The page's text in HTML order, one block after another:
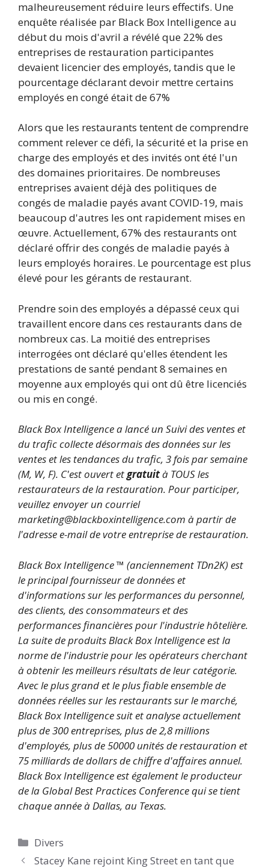
malheureusement réduire leurs effectifs. Une
enquête réalisée par Black Box Intelligence au
début du mois d'avril a révélé que 22% des
entreprises de restauration participantes
devaient licencier des employés, tandis que le
pourcentage déclarant devoir mettre certains
employés en congé était de 67%
Alors que les restaurants tentent de comprendre
comment relever ce défi, la sécurité et la prise en
charge des employés et des invités ont été l'un
des domaines prioritaires. De nombreuses
entreprises avaient déjà des politiques de
congés de maladie payés avant COVID-19, mais
beaucoup d'autres les ont rapidement mises en
œuvre. Actuellement, 67% des restaurants ont
déclaré offrir des congés de maladie payés à
leurs employés horaires. Le pourcentage est plus
élevé pour les gérants de restaurant.
Prendre soin des employés a dépassé ceux qui
travaillent encore dans ces restaurants dans de
nombreux cas. La moitié des entreprises
interrogées ont déclaré qu'elles étendent les
prestations de santé pendant 8 semaines en
moyenne aux employés qui ont dû être licenciés
ou mis en congé.
Black Box Intelligence a lancé un Suivi des ventes et
du traficcollecte désormais des données sur les
ventes et les tendances du trafic, 3 fois par semaine
(M, W, F). C'est ouvert etgratuità TOUS les
restaurateurs de la restauration. Pour participer,
veuillez envoyer un courriel
marketing@blackboxintelligence.com à partir de
l'adresse e-mail de votre entreprise de restauration.
Black Box Intelligence ™ (anciennement TDn2K) est
le principal fournisseur de données et
d'informations sur les performances du personnel,
des clients, des consommateurs et des
performances financières pour l'industrie hôtelière.
La suite de produits Black Box Intelligence est la
norme de l'industrie pour les opérateurs cherchant
à obtenir les meilleurs résultats de leur catégorie.
Avec le plus grand et le plus fiable ensemble de
données réelles sur les restaurants sur le marché,
Black Box Intelligence suit et analyse actuellement
plus de 300 entreprises, plus de 2,8 millions
d'employés, plus de 50000 unités de restauration et
75 milliards de dollars de chiffre d'affaires annuel.
Black Box Intelligence est également le producteur
de la Global Best Practices Conference qui se tient
chaque année à Dallas, au Texas.
Catégories
Divers
Stacey Kane rejoint King Street en tant que